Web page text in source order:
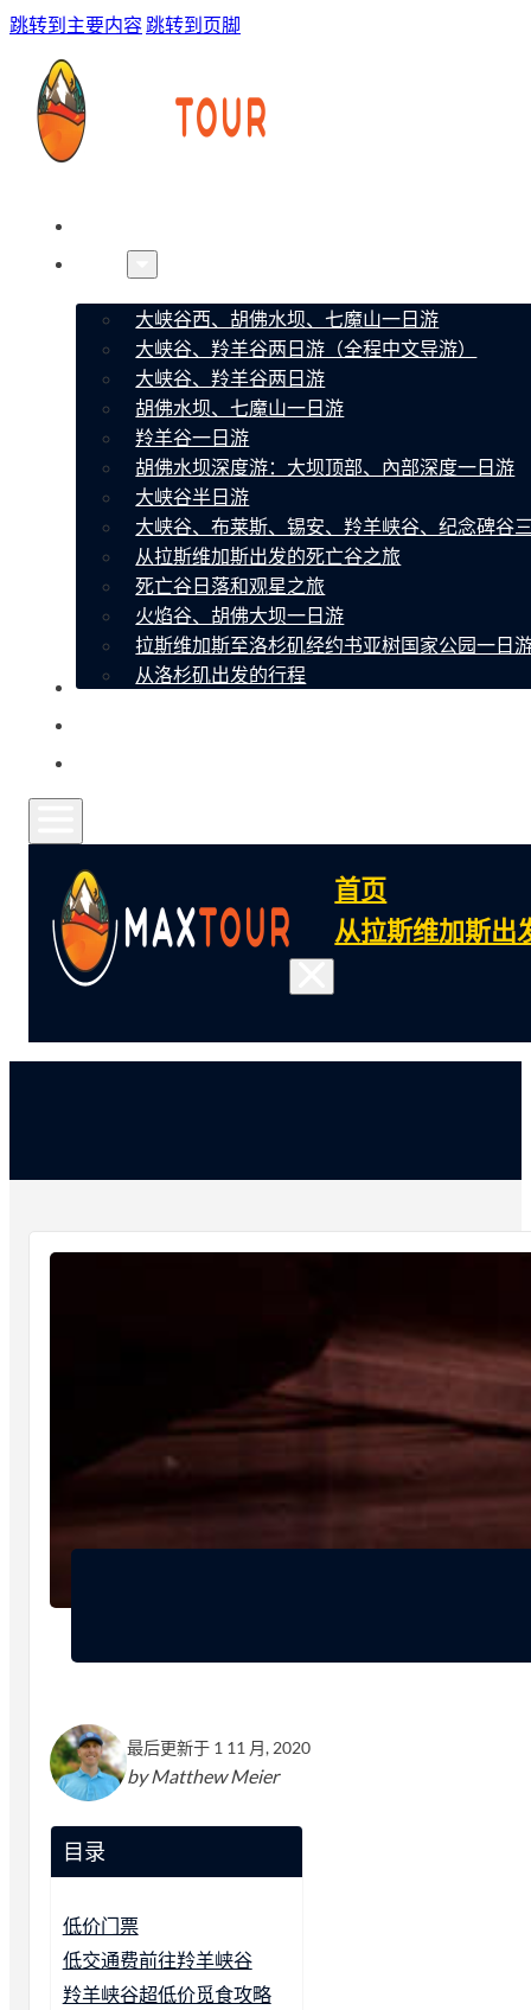
跳转到主要内容 跳转到页脚
大峡谷西、胡佛水坝、七魔山一日游
大峡谷、羚羊谷两日游（全程中文导游）
大峡谷、羚羊谷两日游
胡佛水坝、七魔山一日游
羚羊谷一日游
胡佛水坝深度游：大坝顶部、內部深度一日游
大峡谷半日游
大峡谷、布莱斯、锡安、羚羊峡谷、纪念碑谷
从拉斯维加斯出发的死亡谷之旅
死亡谷日落和观星之旅
火焰谷、胡佛大坝一日游
拉斯维加斯至洛杉矶经约书亚树国家公园一日
从洛杉矶出发的行程
关于我们
首页
从拉斯维加斯出
最后更新于 1 11 月, 2020
by Matthew Meier
目录
低价门票
低交通费前往羚羊峡谷
羚羊峡谷超低价觅食攻略